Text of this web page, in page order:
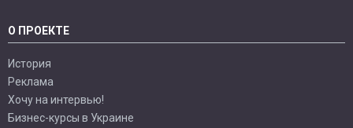
О ПРОЕКТЕ
История
Реклама
Хочу на интервью!
Бизнес-курсы в Украине